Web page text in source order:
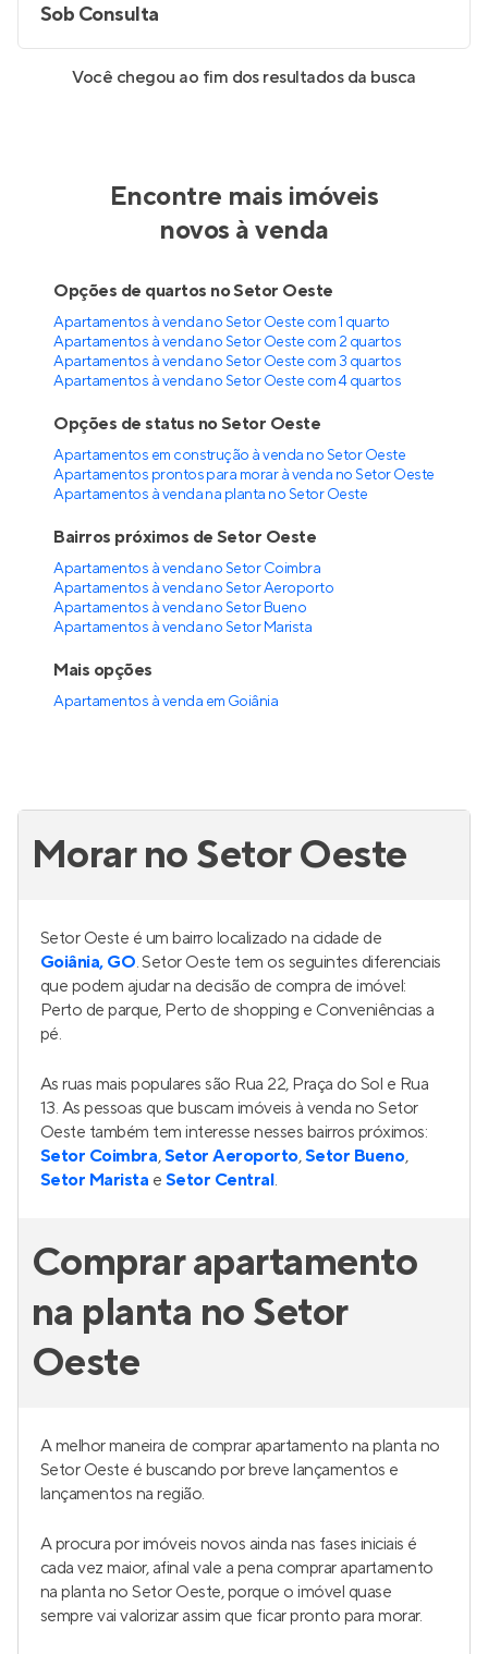
Sob Consulta
Você chegou ao fim dos resultados da busca
Encontre mais imóveis
novos à venda
Opções de quartos no Setor Oeste
Apartamentos à venda no Setor Oeste com 1 quarto
Apartamentos à venda no Setor Oeste com 2 quartos
Apartamentos à venda no Setor Oeste com 3 quartos
Apartamentos à venda no Setor Oeste com 4 quartos
Opções de status no Setor Oeste
Apartamentos em construção à venda no Setor Oeste
Apartamentos prontos para morar à venda no Setor Oeste
Apartamentos à venda na planta no Setor Oeste
Bairros próximos de Setor Oeste
Apartamentos à venda no Setor Coimbra
Apartamentos à venda no Setor Aeroporto
Apartamentos à venda no Setor Bueno
Apartamentos à venda no Setor Marista
Mais opções
Apartamentos à venda em Goiânia
Morar no Setor Oeste
Setor Oeste é um bairro localizado na cidade de
Goiânia, GO. Setor Oeste tem os seguintes diferenciais
que podem ajudar na decisão de compra de imóvel:
Perto de parque, Perto de shopping e Conveniências a
pé.
As ruas mais populares são Rua 22, Praça do Sol e Rua
13. As pessoas que buscam imóveis à venda no Setor
Oeste também tem interesse nesses bairros próximos:
Setor Coimbra,Setor Aeroporto,Setor Bueno,
Setor Marista e Setor Central.
Comprar apartamento
na planta no Setor
Oeste
A melhor maneira de comprar apartamento na planta no
Setor Oeste é buscando por breve lançamentos e
lançamentos na região.
A procura por imóveis novos ainda nas fases iniciais é
cada vez maior, afinal vale a pena comprar apartamento
na planta no Setor Oeste, porque o imóvel quase
sempre vai valorizar assim que ficar pronto para morar.